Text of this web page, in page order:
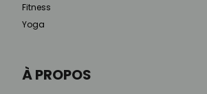
À PROPOS
Fitness
Yoga